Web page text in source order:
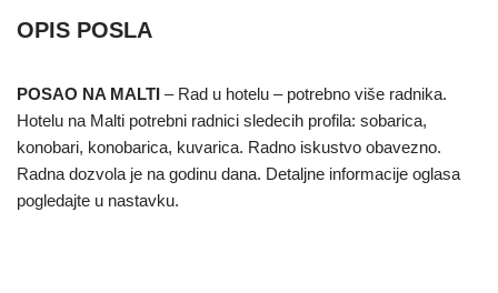
OPIS POSLA
POSAO NA MALTI – Rad u hotelu – potrebno više radnika.
Hotelu na Malti potrebni radnici sledecih profila: sobarica,
konobari, konobarica, kuvarica. Radno iskustvo obavezno.
Radna dozvola je na godinu dana. Detaljne informacije oglasa
pogledajte u nastavku.